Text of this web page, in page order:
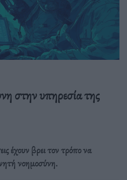
στην υπηρεσία της
έχουν βρει τον τρόπο να
νοημοσύνη.